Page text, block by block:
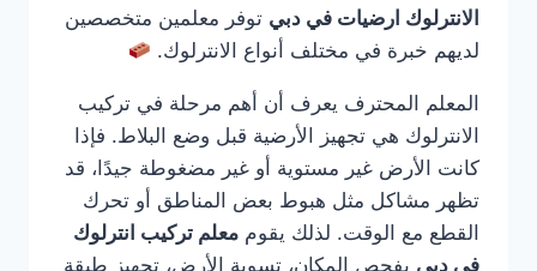
الانترلوك ارضيات في دبي توفر معلمين متخصصين
لديهم خبرة في مختلف أنواع الانترلوك.
المعلم المحترف يعرف أن أهم مرحلة في تركيب
الانترلوك هي تجهيز الأرضية قبل وضع البلاط. فإذا
كانت الأرض غير مستوية أو غير مضغوطة جيدًا، قد
تظهر مشاكل مثل هبوط بعض المناطق أو تحرك
القطع مع الوقت. لذلك يقوم معلم تركيب انترلوك
في دبي بفحص المكان، تسوية الأرض، تجهيز طبقة